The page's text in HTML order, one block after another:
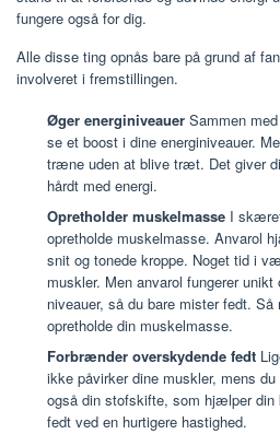
fungere også for dig.
Alle disse ting opnås bare på grund af
involveret i fremstillingen.
Øger energiniveauer Sammen
se et boost i dine energiniveauer.
træne uden at blive træt. Det giver
hårdt med energi.
Opretholder muskelmasse I
opretholde muskelmasse. Anvarol
snit og tonede kroppe. Noget tid i
muskler. Men anvarol fungerer
niveauer, så du bare mister fedt.
opretholde din muskelmasse.
Forbrænder overskydende fedt
ikke påvirker dine muskler, mens
også din stofskifte, som hjælper
fedt ved en hurtigere hastighed.